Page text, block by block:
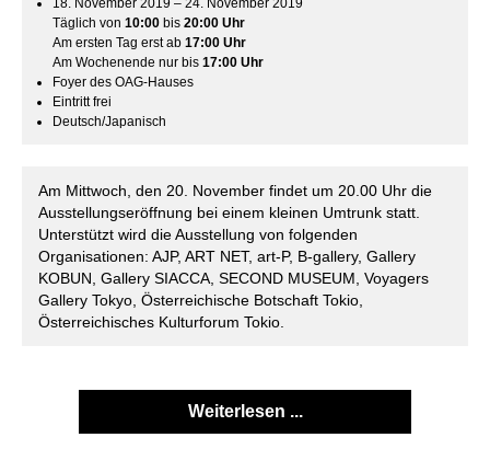
18. November 2019 – 24. November 2019
Täglich von 10:00 bis 20:00 Uhr
Am ersten Tag erst ab 17:00 Uhr
Am Wochenende nur bis 17:00 Uhr
Foyer des OAG-Hauses
Eintritt frei
Deutsch/Japanisch
Am Mittwoch, den 20. November findet um 20.00 Uhr die
Ausstellungseröffnung bei einem kleinen Umtrunk statt.
Unterstützt wird die Ausstellung von folgenden
Organisationen: AJP, ART NET, art-P, B-gallery, Gallery
KOBUN, Gallery SIACCA, SECOND MUSEUM, Voyagers
Gallery Tokyo, Österreichische Botschaft Tokio,
Österreichisches Kulturforum Tokio.
Weiterlesen ...